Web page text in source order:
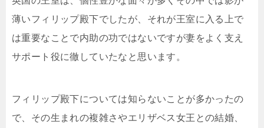
薄いフィリップ殿下でしたが、それが王室に入る上で
は重要なことで内助の功ではないですが妻をよく支え
サポート役に徹していたなと思います。
フィリップ殿下については知らないことが多かったの
で、その生まれの複雑さやエリザベス女王との結婚、